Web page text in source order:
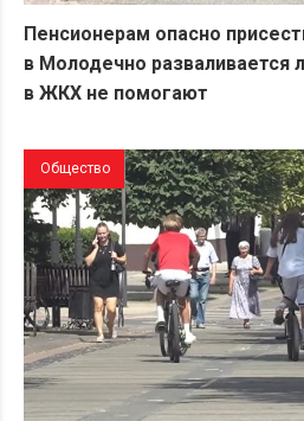
Пенсионерам опасно
в Молодечно разваливается
в ЖКХ не помогают
Общество